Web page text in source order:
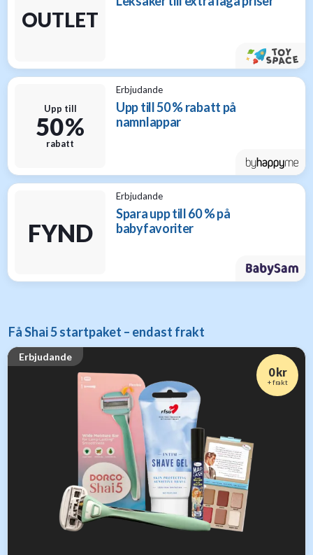
OUTLET
Upp till
50 %
rabatt
Erbjudande
Upp till 50 % rabatt på
namnlappar
FYND
Erbjudande
Spara upp till 60 % på
babyfavoriter
Få Shai 5 startpaket – endast frakt
Erbjudande
0 kr
+ frakt